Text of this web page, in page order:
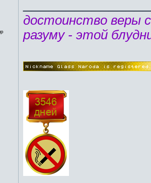
достоинство веры
разуму - этой